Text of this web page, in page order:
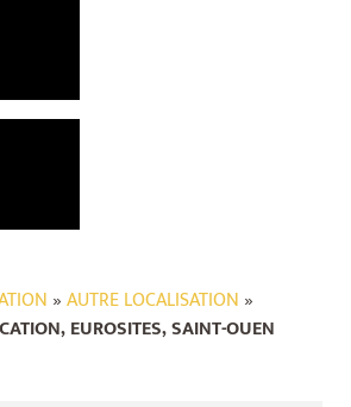
»AUTRE LOCALISATION »
EUROSITES, SAINT-OUEN